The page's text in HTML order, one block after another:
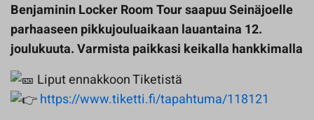
Benjaminin Locker Room Tour saapuu Seinäjoelle
parhaaseen pikkujouluaikaan lauantaina 12.
joulukuuta. Varmista paikkasi keikalla hankkimalla
Liput ennakkoon Tiketistä
https://www.tiketti.fi/tapahtuma/118121